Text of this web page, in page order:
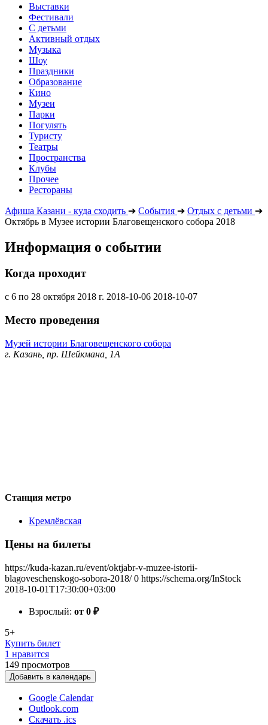
Выставки
Фестивали
С детьми
Активный отдых
Музыка
Шоу
Праздники
Образование
Кино
Музеи
Парки
Погулять
Туристу
Театры
Пространства
Клубы
Прочее
Рестораны
Афиша Казани - куда сходить ➔ События ➔ Отдых с детьми ➔
Октябрь в Музее истории Благовещенского собора 2018
Информация о событии
Когда проходит
с 6 по 28 октября 2018 г. 2018-10-06 2018-10-07
Место проведения
Музей истории Благовещенского собора
г. Казань, пр. Шейкмана, 1А
Станция метро
Кремлёвская
Цены на билеты
https://kuda-kazan.ru/event/oktjabr-v-muzee-istorii-
blagoveschenskogo-sobora-2018/ 0 https://schema.org/InStock
2018-10-01T17:30:00+03:00
Взрослый: от 0 ₽
5+
Купить билет
1 нравится
149 просмотров
Добавить в календарь
Google Calendar
Outlook.com
Скачать .ics